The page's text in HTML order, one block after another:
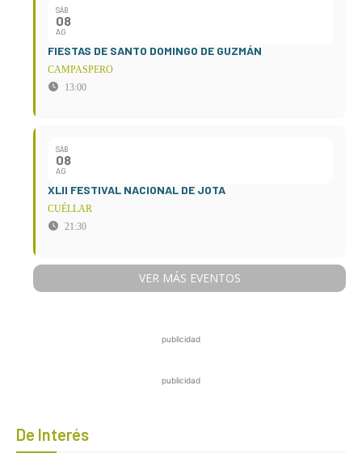
SÁB
08
AG
FIESTAS DE SANTO DOMINGO DE GUZMÁN
CAMPASPERO
13:00
SÁB
08
AG
XLII FESTIVAL NACIONAL DE JOTA
CUÉLLAR
21:30
VER MÁS EVENTOS
publicidad
publicidad
De Interés